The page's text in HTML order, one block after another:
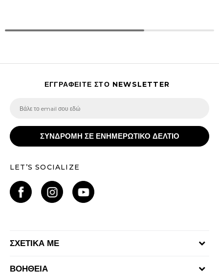
ΕΓΓΡΑΦΕΙΤΕ ΣΤΟ NEWSLETTER
ΣΥΝΔΡΟΜΗ ΣΕ ΕΝΗΜΕΡΩΤΙΚΟ ΔΕΛΤΙΟ
LET’S SOCIALIZE
ΣΧΕΤΙΚΑ ΜΕ
ΒΟΗΘΕΙΑ